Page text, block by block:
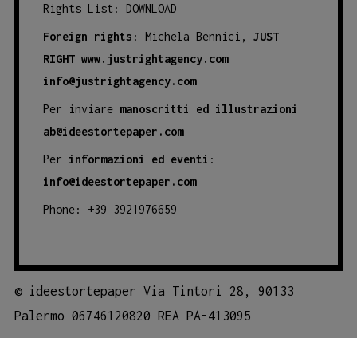
Rights List: DOWNLOAD
Foreign rights : Michela Bennici, JUST
RIGHT www.justrightagency.com
info@justrightagency.com
Per inviare manoscritti ed illustrazioni
ab@ideestortepaper.com
Per informazioni ed eventi :
info@ideestortepaper.com
Phone: +39 3921976659
© ideestortepaper Via Tintori 28, 90133
Palermo 06746120820 REA PA-413095